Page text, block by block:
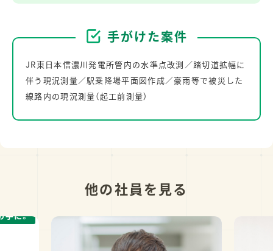
手がけた案件
JR東日本信濃川発電所管内の水準点改測／踏切道拡幅に
伴う現況測量／駅乗降場平面図作成／豪雨等で被災した
線路内の現況測量（起工前測量）
他の社員を見る
手に。